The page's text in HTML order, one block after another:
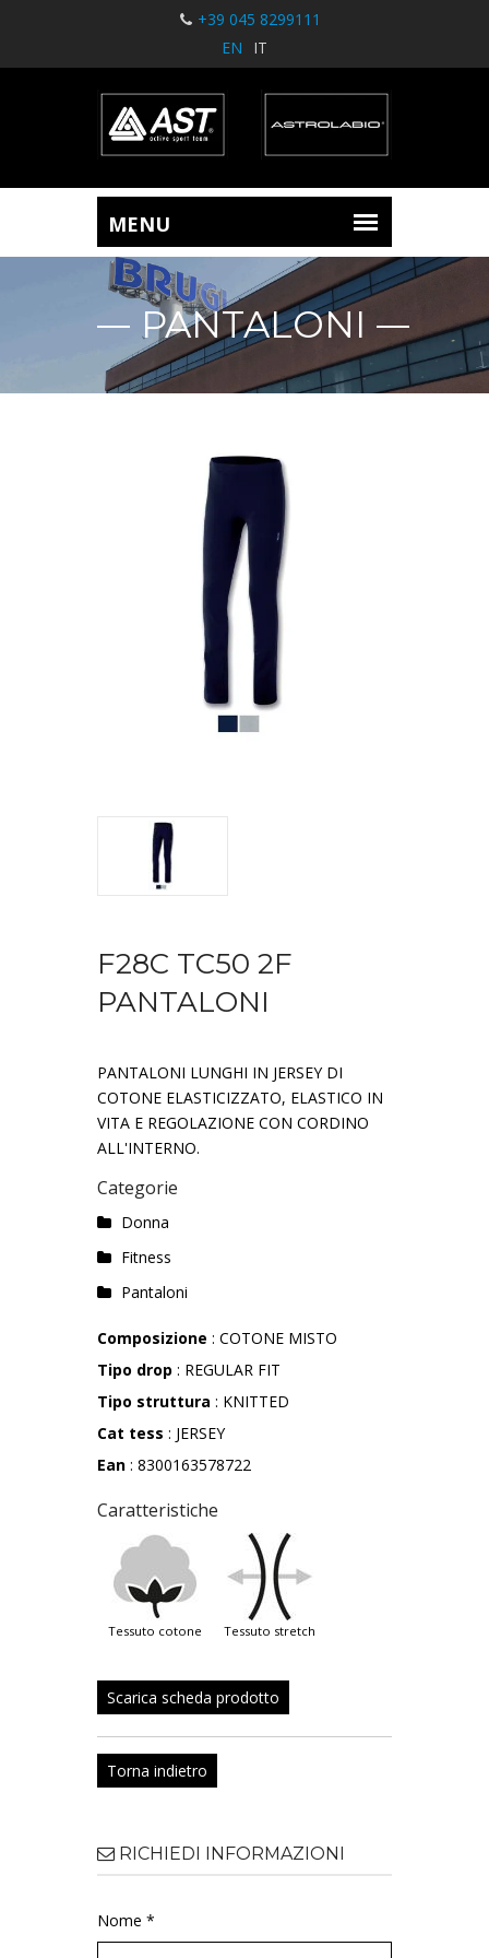
+39 045 8299111
EN
IT
PANTALONI
F28C TC50 2F
PANTALONI
PANTALONI LUNGHI IN JERSEY DI
COTONE ELASTICIZZATO, ELASTICO IN
VITA E REGOLAZIONE CON CORDINO
ALL'INTERNO.
Categorie
Donna
Fitness
Pantaloni
Composizione : COTONE MISTO
Tipo drop : REGULAR FIT
Tipo struttura : KNITTED
Cat tess : JERSEY
Ean : 8300163578722
Caratteristiche
tessuto cotone tessuto stretch
Scarica scheda prodotto
Torna indietro
RICHIEDI INFORMAZIONI
Nome *